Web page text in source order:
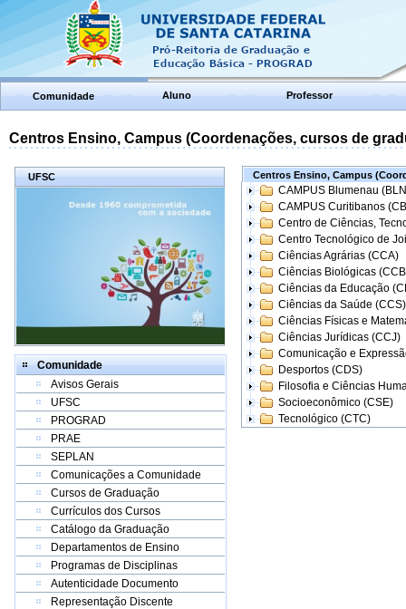
Comunidade Aluno Professor
Centros Ensino, Campus (Coordenações, cursos de
UFSC
Comunidade
Avisos Gerais
UFSC
PROGRAD
PRAE
SEPLAN
Comunicações a Comunidade
Cursos de Graduação
Currículos dos Cursos
Catálogo da Graduação
Departamentos de Ensino
Programas de Disciplinas
Autenticidade Documento
Representação Discente
Centros Ensino, Campus
CAMPUS Blumenau
CAMPUS Curitibanos
Centro de Ciências,
Centro Tecnológico de
Ciências Agrárias (CCA)
Ciências Biológicas
Ciências da Educação
Ciências da Saúde (CCS)
Ciências Físicas e
Ciências Jurídicas (CCJ)
Comunicação e
Desportos (CDS)
Filosofia e Ciências
Socioeconômico (CSE)
Tecnológico (CTC)